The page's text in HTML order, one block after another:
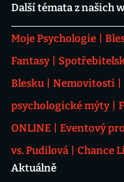
Další témata z našich
Moje Psychologie
Fantasy
Blesku
Nemovitosti
psychologické mýty
ONLINE
Eventový
vs. Pudilová
Chance
Aktuálně